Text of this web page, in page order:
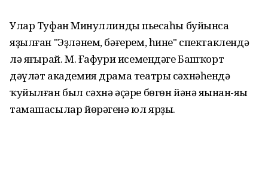
Улар Туфан Миңнуллиндың пьесаһы буйынса
яҙылған "Эҙләнем, бәғерем, һине" спектаклендә
лә яңғырай. М. Ғафури исемендәге Башҡорт
дәүләт академия драма театры сәхнәһендә
ҡуйылған был сәхнә әҫәре бөгөн йәнә яңынан-яңы
тамашасылар йөрәгенә юл ярҙы.